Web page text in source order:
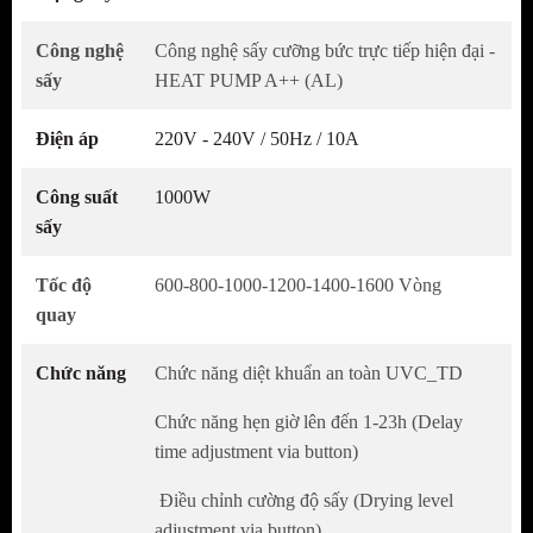
Máy sấy cửa trướcKaff KF-
đại, đường nét sang trọng, tinh tế, sở hữu
nhu cầu, màu sắc trang nhã tạo sự hài hòa
cho không gian lắp đặt sử dụng, phù hợp với
kích thước máy gọn, trọng lượng không quá
nặng, dây điện dài giúp bạn dễ dàng di
chuyển và lắp đặt máy sử dụng tiện dụng,
không chiếm nhiều diện tích lắp đặt cũng như
thời gian và công sức, thiết kế chân đế chống
Công nghệ
sấy
Công nghệ sấy cưỡng bức trực tiếp hiện đại -
HEAT PUMP A++ (AL)
Điện áp 220V - 240V / 50Hz / 10A
Công suất
sấy
1000W
Tốc độ
quay
600-800-1000-1200-1400-1600 Vòng
Chức năng Chức năng diệt khuẩn an toàn UVC_TD
Chức năng hẹn giờ lên đến 1-23h (Delay
time adjustment via button)
Điều chỉnh cường độ sấy (Drying level